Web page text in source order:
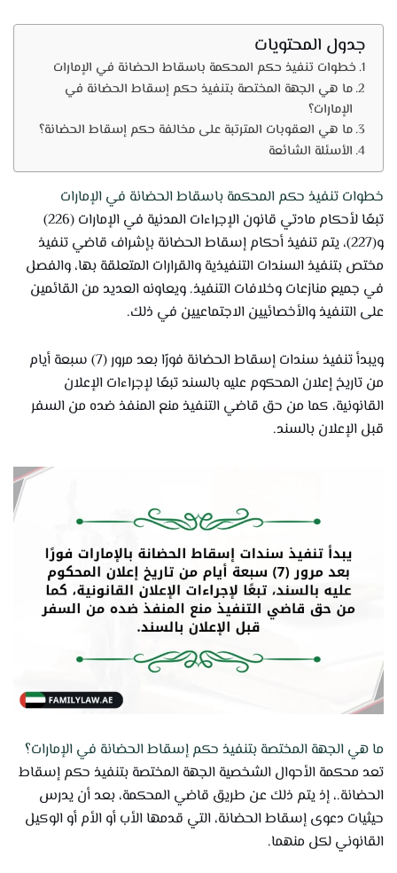
جدول المحتويات
خطوات تنفيذ حكم المحكمة باسقاط الحضانة في الإمارات
ما هي الجهة المختصة بتنفيذ حكم إسقاط الحضانة في
الإمارات؟
ما هي العقوبات المترتبة على مخالفة حكم إسقاط الحضانة؟
الأسئلة الشائعة
خطوات تنفيذ حكم المحكمة باسقاط الحضانة في الإمارات
تبعًا لأحكام مادتي قانون الإجراءات المدنية في الإمارات (226)
و(227)، يتم تنفيذ أحكام إسقاط الحضانة بإشراف قاضي تنفيذ
مختص بتنفيذ السندات التنفيذية والقرارات المتعلقة بها، والفصل
في جميع منازعات وخلافات التنفيذ. ويعاونه العديد من القائمين
على التنفيذ والأخصائيين الاجتماعيين في ذلك.
ويبدأ تنفيذ سندات إسقاط الحضانة فورًا بعد مرور (7) سبعة أيام
من تاريخ إعلان المحكوم عليه بالسند تبعًا لإجراءات الإعلان
القانونية، كما من حق قاضي التنفيذ منع المنفذ ضده من السفر
قبل الإعلان بالسند.
ما هي الجهة المختصة بتنفيذ حكم إسقاط الحضانة في الإمارات؟
تعد محكمة الأحوال الشخصية الجهة المختصة بتنفيذ حكم إسقاط
الحضانة.، إذ يتم ذلك عن طريق قاضي المحكمة، بعد أن يدرس
حيثيات دعوى إسقاط الحضانة، التي قدمها الأب أو الأم أو الوكيل
القانوني لكل منهما.